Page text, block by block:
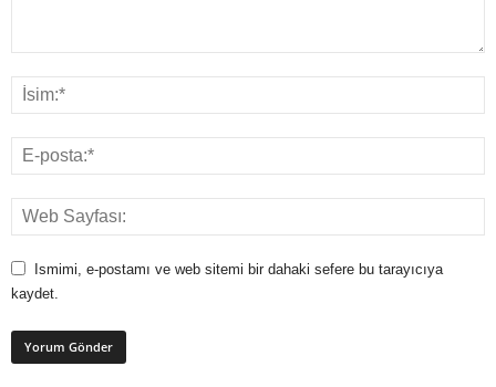
Ismimi, e-postamı ve web sitemi bir dahaki sefere bu tarayıcıya
kaydet.